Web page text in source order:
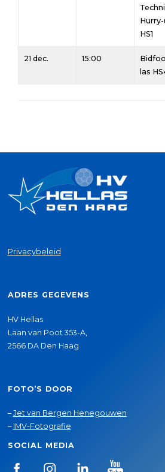
HS1
21 dec. 15:00
las
Privacybeleid
ADRES GEGEVENS
HV Hellas
Laan van Poot 353-A,
2566 DA Den Haag
FOTO’S DOOR
–Jet van Bergen Henegouwen
– IMV-Fotografie
SOCIAL MEDIA